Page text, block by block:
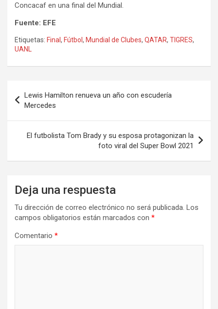
Concacaf en una final del Mundial.
Fuente: EFE
Etiquetas: Final , Fútbol , Mundial de Clubes, QATAR, TIGRES,
UANL
de
entradas
Lewis Hamilton renueva un año con escudería
Mercedes
El futbolista Tom Brady y su esposa protagonizan la
foto viral del Super Bowl 2021
Deja una respuesta
Tu dirección de correo electrónico no será publicada. Los
campos obligatorios están marcados con *
Comentario *